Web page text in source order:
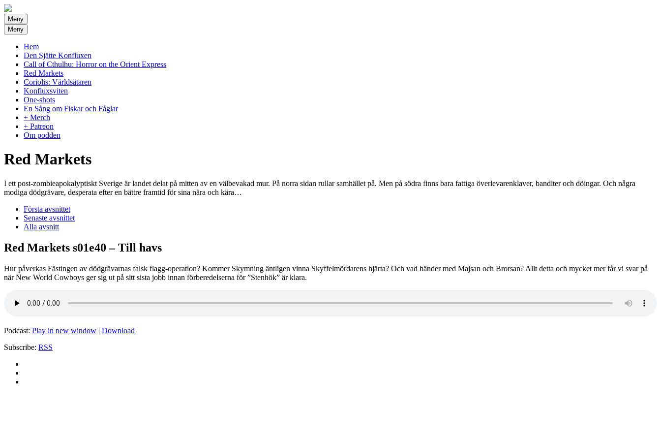
Meny
Meny
Hem
Den Sjätte Konfluxen
Call of Cthulhu: Horror on the Orient Express
Red Markets
Coriolis: Världsätaren
Konfluxsviten
One-shots
En Sång om Fiskar och Fåglar
+ Merch
+ Patreon
Om podden
Red Markets
I ett post-zombieapokalyptiskt Sverige är landet delat på mitten av en välbevakad mur. På norra sidan rullar samhället på. Men på södra finns bara fattiga överlevarenklaver, banditer och döingar. Och några
modiga dödgrävare, desperata efter en bättre framtid för sina nära och kära…
Första avsnittet
Senaste avsnittet
Alla avsnitt
Red Markets s01e40 – Till havs
Hur påverkas Fästingen av dödgrävarnas falsk flagg-operation? Kommer Skymning äntligen vinna Skyffelmördarens hjärta? Och vad händer med Majsan och Brorsan? Allt detta och mycket mer får vi svar på
när New World Cowboys ger sig ut på sitt sista jobb innan förberedelserna för ”Stenhök” är klara.
Podcast: Play in new window | Download
Subscribe: RSS